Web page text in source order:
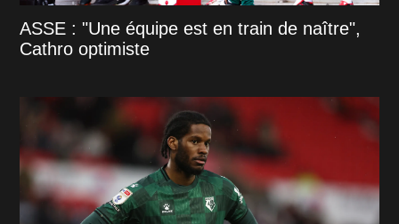
ASSE : "Une équipe est en train de naître",
Cathro optimiste